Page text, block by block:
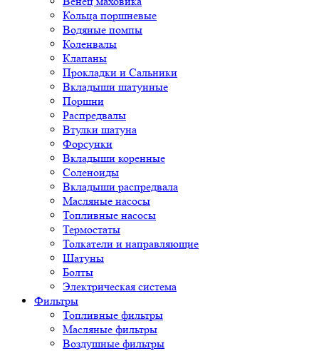
Кольца поршневые
Водяные помпы
Коленвалы
Клапаны
Прокладки и Сальники
Вкладыши шатунные
Поршни
Распредвалы
Втулки шатуна
Форсунки
Вкладыши коренные
Соленоиды
Вкладыши распредвала
Масляные насосы
Топливные насосы
Термостаты
Толкатели и направляющие
Шатуны
Болты
Электрическая система
Фильтры
Топливные фильтры
Масляные фильтры
Воздушные фильтры